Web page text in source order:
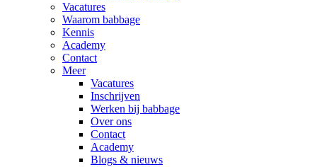
Vacatures
Waarom babbage
Kennis
Academy
Contact
Meer
Vacatures
Inschrijven
Werken bij babbage
Over ons
Contact
Academy
Blogs & nieuws